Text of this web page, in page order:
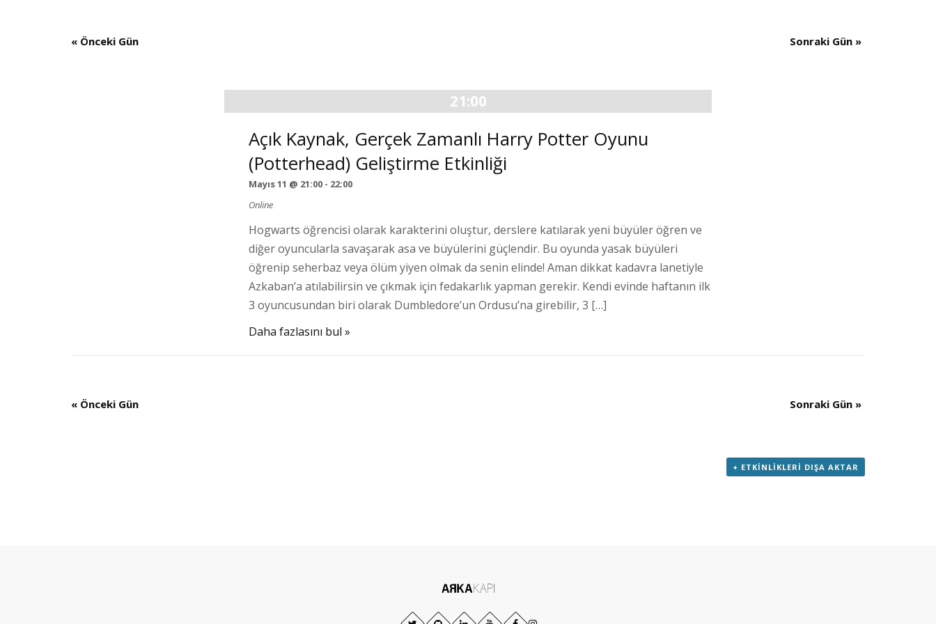
and
« Önceki Gün Sonraki Gün »
21:00
Açık Kaynak, Gerçek Zamanlı Harry Potter Oyunu
(Potterhead) Geliştirme Etkinliği
Mayıs 11 @ 21:00 - 22:00
Online
Hogwarts öğrencisi olarak karakterini oluştur, derslere katılarak yeni büyüler öğren ve
diğer oyuncularla savaşarak asa ve büyülerini güçlendir. Bu oyunda yasak büyüleri
öğrenip seherbaz veya ölüm yiyen olmak da senin elinde! Aman dikkat kadavra lanetiyle
Azkaban’a atılabilirsin ve çıkmak için fedakarlık yapman gerekir. Kendi evinde haftanın ilk
3 oyuncusundan biri olarak Dumbledore’un Ordusu’na girebilir, 3 […]
Daha fazlasını bul »
« Önceki Gün Sonraki Gün »
+ ETKINLIKLERI DIŞA AKTAR